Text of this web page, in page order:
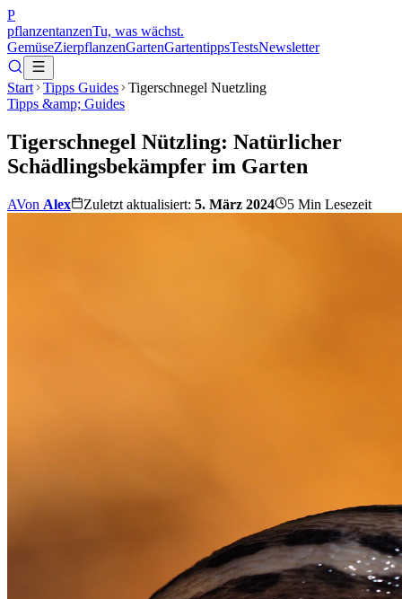
P
pflanzentanzenTu, was wächst.
GemüseZierpflanzenGartenGartentippsTestsNewsletter
Start Tipps Guides
Tigerschnegel Nuetzling
Tipps &amp; Guides
Tigerschnegel Nützling: Natürlicher
Schädlingsbekämpfer im Garten
AVon Alex Zuletzt aktualisiert: 5. März 2024 5 Min Lesezeit